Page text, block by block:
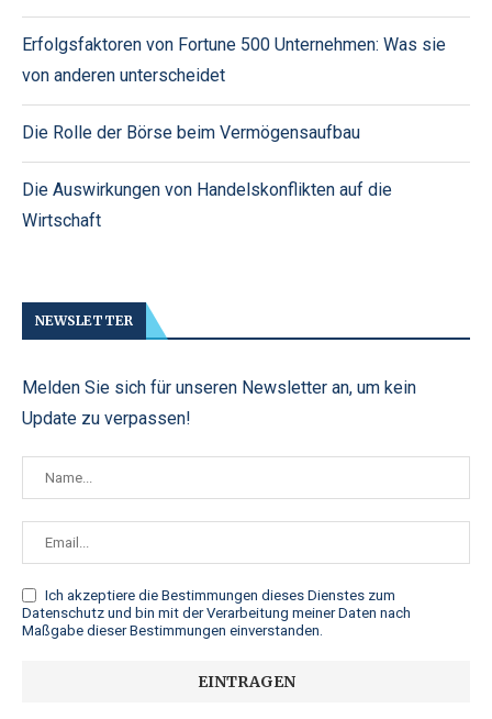
Erfolgsfaktoren von Fortune 500 Unternehmen: Was sie
von anderen unterscheidet
Die Rolle der Börse beim Vermögensaufbau
Die Auswirkungen von Handelskonflikten auf die
Wirtschaft
NEWSLETTER
Melden Sie sich für unseren Newsletter an, um kein
Update zu verpassen!
Ich akzeptiere die Bestimmungen dieses Dienstes zum
Datenschutz und bin mit der Verarbeitung meiner Daten nach
Maßgabe dieser Bestimmungen einverstanden.